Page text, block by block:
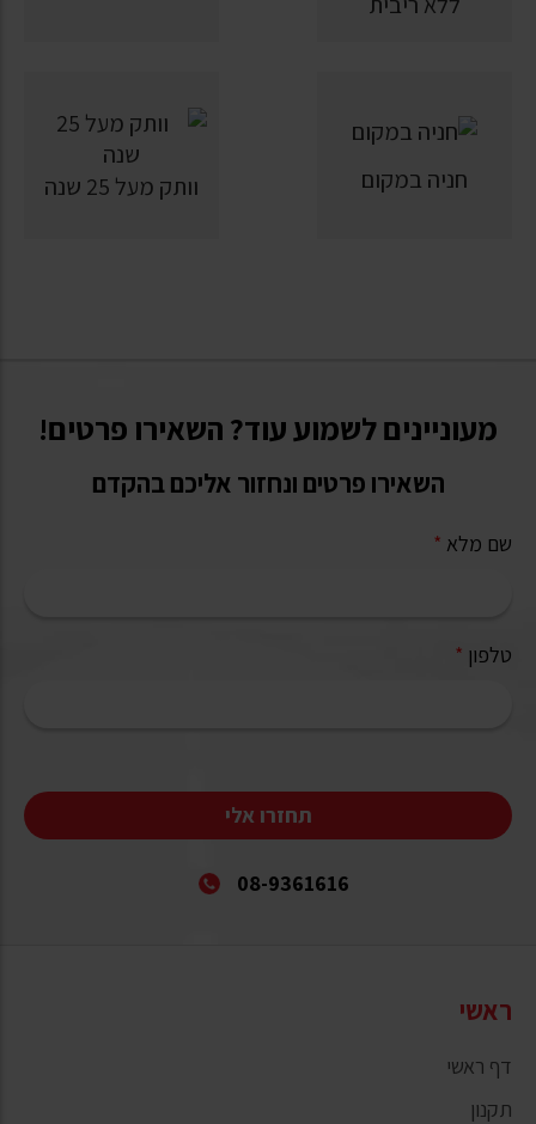
חניה במקום וותק מעל 25 שנה
מעוניינים לשמוע עוד? השאירו פרטים!
השאירו פרטים ונחזור אליכם בהקדם
שם מלא *
טלפון *
תחזרו אלי
08-9361616
ראשי
דף ראשי
תקנון